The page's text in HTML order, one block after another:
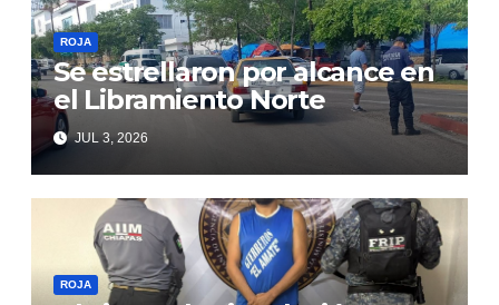
ROJA
Se estrellaron por alcance en
el Libramiento Norte
JUL 3, 2026
ROJA